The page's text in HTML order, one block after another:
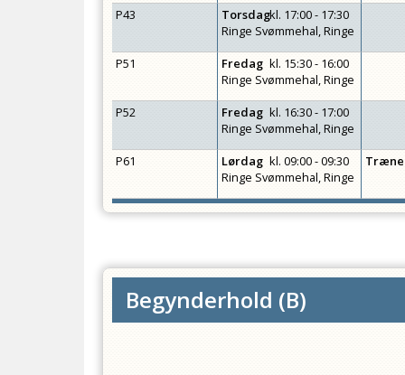
P43
Torsdagkl. 17:00 - 17:30
Ringe Svømmehal, Ringe
P51
Fredag kl. 15:30 - 16:00
Ringe Svømmehal, Ringe
P52
Fredag kl. 16:30 - 17:00
Ringe Svømmehal, Ringe
P61
Lørdag kl.09:00 - 09:30
Ringe Svømmehal, Ringe
Begynderhold (B)